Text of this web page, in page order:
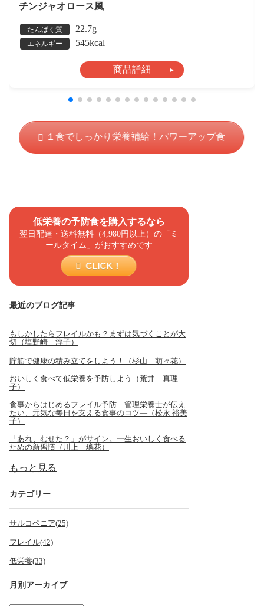
低栄養の予防食を購入するなら
翌日配達・送料無料（4,980円以上）の「ミ
ールタイム」がおすすめです
CLICK！
最近のブログ記事
もしかしたらフレイルかも？まずは気づくことが大
切（塩野崎 淳子）
貯筋で健康の積み立てをしよう！（杉山 萌々花）
おいしく食べて低栄養を予防しよう（荒井 真理
子）
食事からはじめるフレイル予防―管理栄養士が伝え
たい、元気な毎日を支える食事のコツ―（松永 裕美
子）
「あれ、むせた？」がサイン。一生おいしく食べる
ための新習慣（川上 璃花）
もっと見る
カテゴリー
サルコペニア(25)
フレイル(42)
低栄養(33)
月別アーカイブ
チンジャオロース風
たんぱく質 22.7g
エネルギー 545kcal
商品詳細
１食でしっかり栄養補給！パワーアップ食